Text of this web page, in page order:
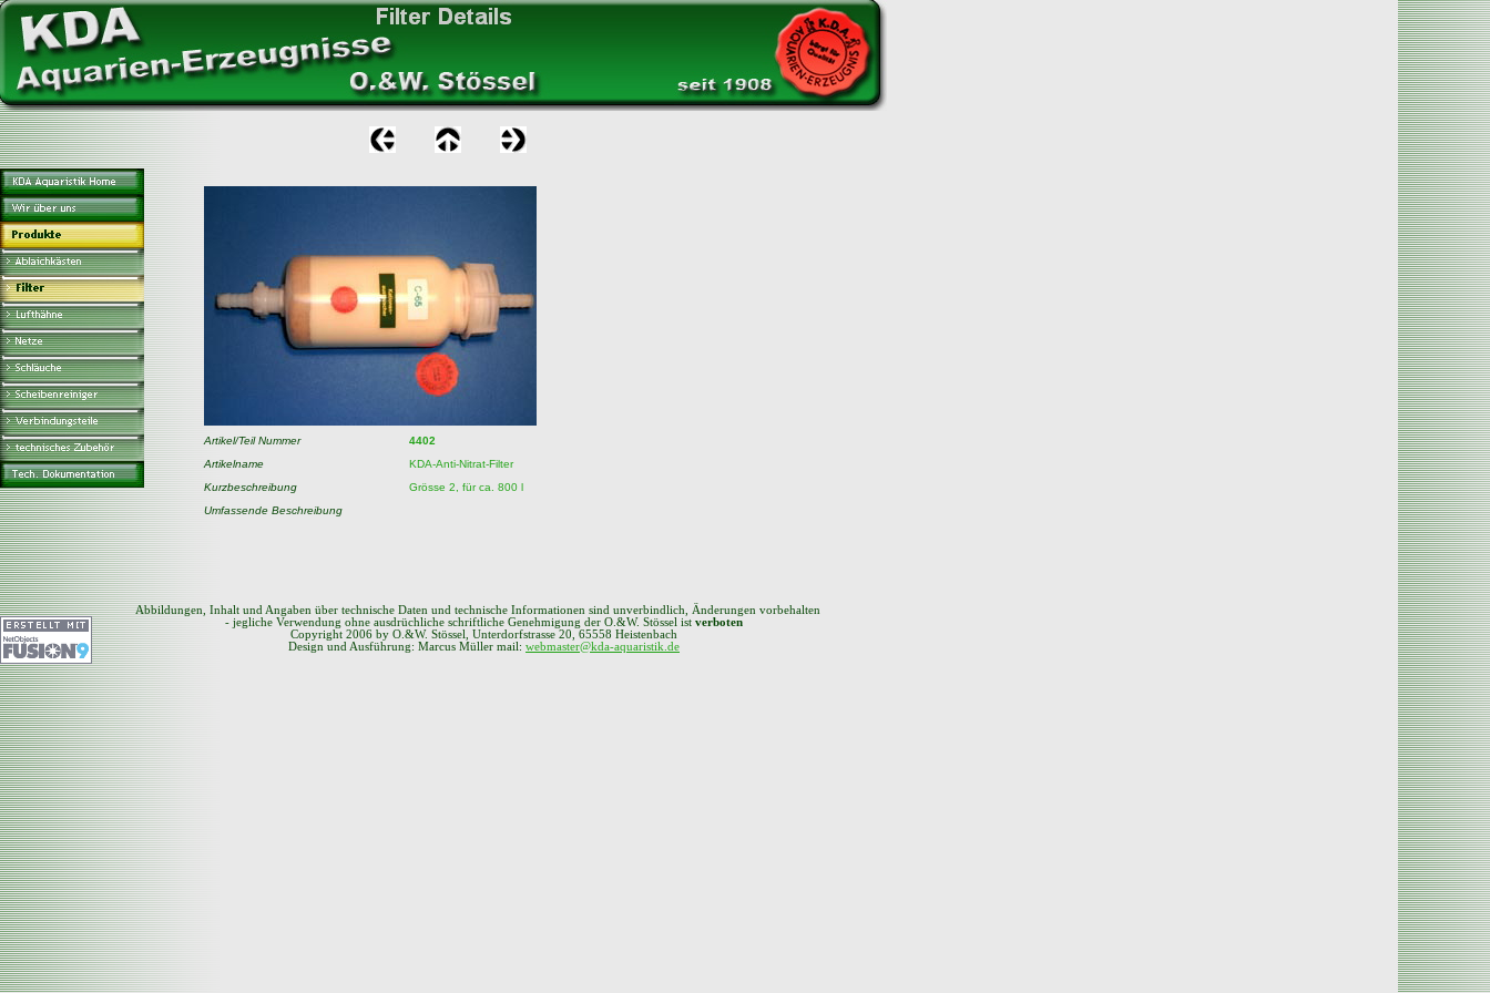
Artikel/Teil Nummer
4402
Artikelname
KDA-Anti-Nitrat-Filter
Kurzbeschreibung
Grösse 2, für ca. 800 l
Umfassende Beschreibung
Abbildungen, Inhalt und Angaben über technische Daten und technische Informationen sind unverbindlich, Änderungen vorbehalten
- jegliche Verwendung ohne ausdrüchliche schriftliche Genehmigung der O.&W. Stössel ist verboten
Copyright 2006 by O.&W. Stössel, Unterdorfstrasse 20, 65558 Heistenbach
Design und Ausführung: Marcus Müller mail: webmaster@kda-aquaristik.de